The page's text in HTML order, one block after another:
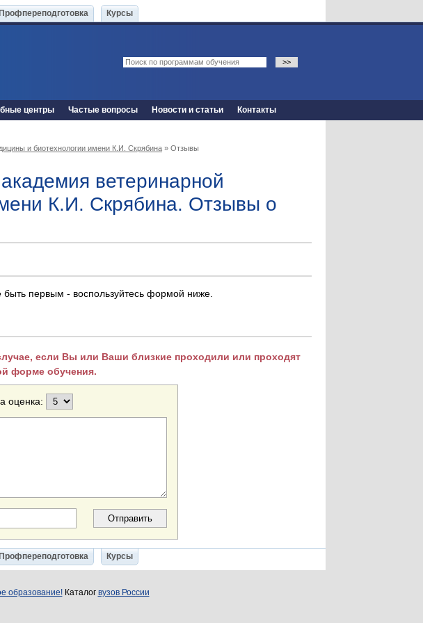
Профпереподготовка Курсы
центры Частые вопросы Новости и статьи Контакты
и биотехнологии имени К.И. Скрябина » Отзывы
ветеринарной
К.И. Скрябина. Отзывы о
быть первым - воспользуйтесь формой ниже.
если Вы или Ваши близкие проходили или проходят
форме обучения.
оценка:
Профпереподготовка Курсы
образование!Каталог вузов России